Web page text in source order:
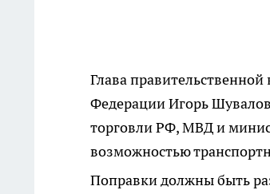
Глава
Федерации Игорь
торговли РФ, МВД и
возможностью
Поправки должны быть